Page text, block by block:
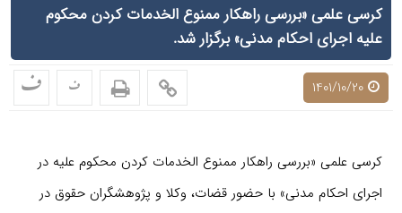
کرسی علمی «بررسی راهکار ممنوع الخدمات کردن محکوم
علیه اجرای احکام مدنی» برگزار شد.
ف ف
کرسی علمی «بررسی راهکار ممنوع الخدمات کردن محکوم علیه در
اجرای احکام مدنی» با حضور قضات، وکلا و پژوهشگران حقوق در